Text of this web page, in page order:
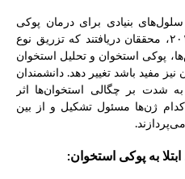
بنیادی برای درمان پوکی
استخوان استفاده کنند. در سال ۲۰۱۶، محققان دریافتند که تزریق نوع
پوکی استخوان و تحلیل استخوان
مفید باشد تغییر دهد. دانشمندان
شدت بر چگالی استخوان‌ها اثر
کدام ژن‌ها مسئول تشکیل و از بین
به پوکی استخوان: